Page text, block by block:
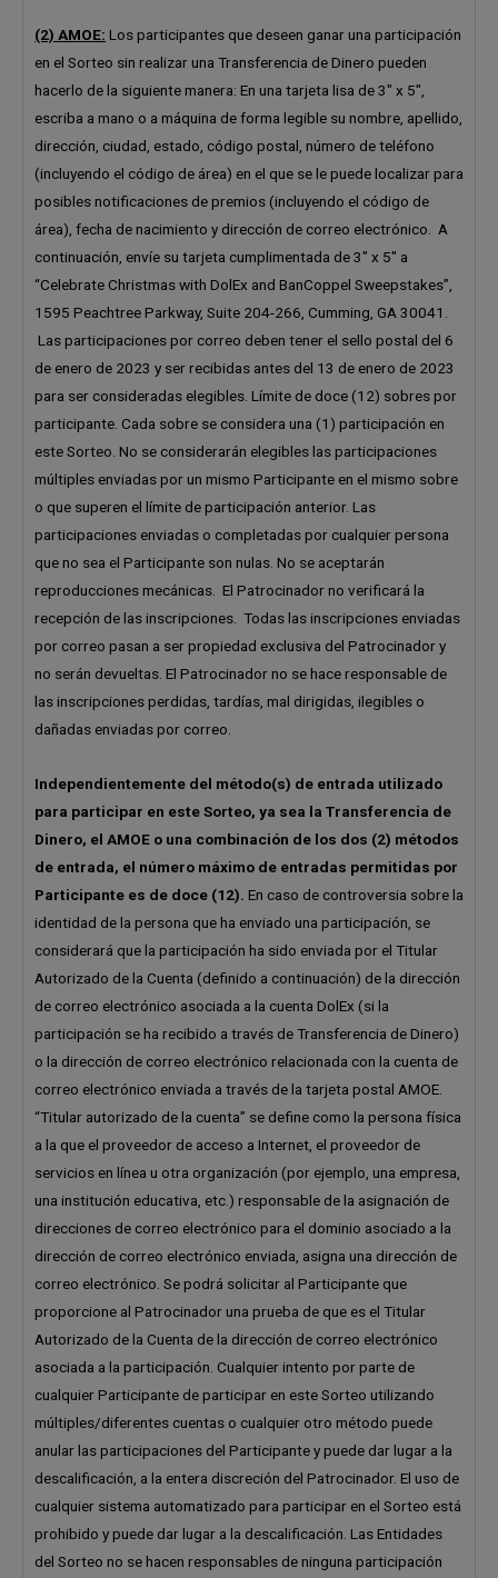
(2) AMOE: Los participantes que deseen ganar una participación
en el Sorteo sin realizar una Transferencia de Dinero pueden
hacerlo de la siguiente manera: En una tarjeta lisa de 3″ x 5″,
escriba a mano o a máquina de forma legible su nombre, apellido,
dirección, ciudad, estado, código postal, número de teléfono
(incluyendo el código de área) en el que se le puede localizar para
posibles notificaciones de premios (incluyendo el código de
área), fecha de nacimiento y dirección de correo electrónico. A
continuación, envíe su tarjeta cumplimentada de 3″ x 5″ a
“Celebrate Christmas with DolEx and BanCoppel Sweepstakes”,
1595 Peachtree Parkway, Suite 204-266, Cumming, GA 30041.
Las participaciones por correo deben tener el sello postal del 6
de enero de 2023 y ser recibidas antes del 13 de enero de 2023
para ser consideradas elegibles. Límite de doce (12) sobres por
participante. Cada sobre se considera una (1) participación en
este Sorteo. No se considerarán elegibles las participaciones
múltiples enviadas por un mismo Participante en el mismo sobre
o que superen el límite de participación anterior. Las
participaciones enviadas o completadas por cualquier persona
que no sea el Participante son nulas. No se aceptarán
reproducciones mecánicas. El Patrocinador no verificará la
recepción de las inscripciones. Todas las inscripciones enviadas
por correo pasan a ser propiedad exclusiva del Patrocinador y
no serán devueltas. El Patrocinador no se hace responsable de
las inscripciones perdidas, tardías, mal dirigidas, ilegibles o
dañadas enviadas por correo.
Independientemente del método(s) de entrada utilizado
para participar en este Sorteo, ya sea la Transferencia de
Dinero, el AMOE o una combinación de los dos (2) métodos
de entrada, el número máximo de entradas permitidas por
Participante es de doce (12). En caso de controversia sobre la
identidad de la persona que ha enviado una participación, se
considerará que la participación ha sido enviada por el Titular
Autorizado de la Cuenta (definido a continuación) de la dirección
de correo electrónico asociada a la cuenta DolEx (si la
participación se ha recibido a través de Transferencia de Dinero)
o la dirección de correo electrónico relacionada con la cuenta de
correo electrónico enviada a través de la tarjeta postal AMOE.
“Titular autorizado de la cuenta” se define como la persona física
a la que el proveedor de acceso a Internet, el proveedor de
servicios en línea u otra organización (por ejemplo, una empresa,
una institución educativa, etc.) responsable de la asignación de
direcciones de correo electrónico para el dominio asociado a la
dirección de correo electrónico enviada, asigna una dirección de
correo electrónico. Se podrá solicitar al Participante que
proporcione al Patrocinador una prueba de que es el Titular
Autorizado de la Cuenta de la dirección de correo electrónico
asociada a la participación. Cualquier intento por parte de
cualquier Participante de participar en este Sorteo utilizando
múltiples/diferentes cuentas o cualquier otro método puede
anular las participaciones del Participante y puede dar lugar a la
descalificación, a la entera discreción del Patrocinador. El uso de
cualquier sistema automatizado para participar en el Sorteo está
prohibido y puede dar lugar a la descalificación. Las Entidades
del Sorteo no se hacen responsables de ninguna participación